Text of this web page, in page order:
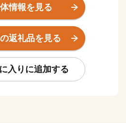
歴史的建造物、神社などの多
があり、様々な郷土芸能や伝統
化として形成されています。
情報を見る
返礼品を見る
入りに追加する